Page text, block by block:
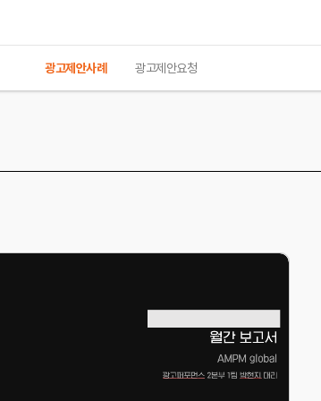
광고제안사례 광고제안요청